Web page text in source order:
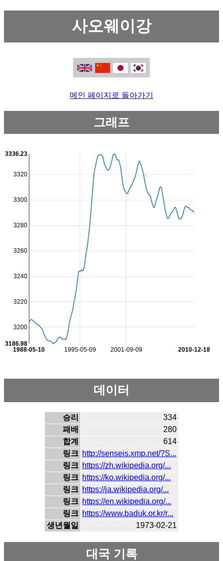
사오웨이강
메인 페이지로 돌아가기
그래프
1995-05-09 2001-09-09
1988-05-10 2010-12-18
3200
3220
3240
3260
3280
3300
3320
3186.98
3336.23
데이터
승리
334
패배
280
합계
614
링크 http://senseis.xmp.net/?S...
링크 https://zh.wikipedia.org/...
링크 https://ko.wikipedia.org/...
링크 https://ja.wikipedia.org/...
링크 https://en.wikipedia.org/...
링크 https://www.baduk.or.kr/r...
생년월일
1973-02-21
대국 기록